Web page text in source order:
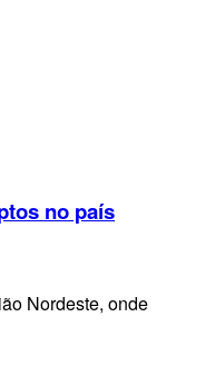
no país
Nordeste, onde